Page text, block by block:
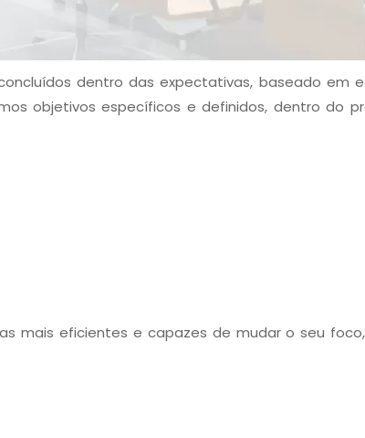
dentro das expectativas, baseado em
objetivos específicos e definidos, dentro do
mais eficientes e capazes de mudar o seu